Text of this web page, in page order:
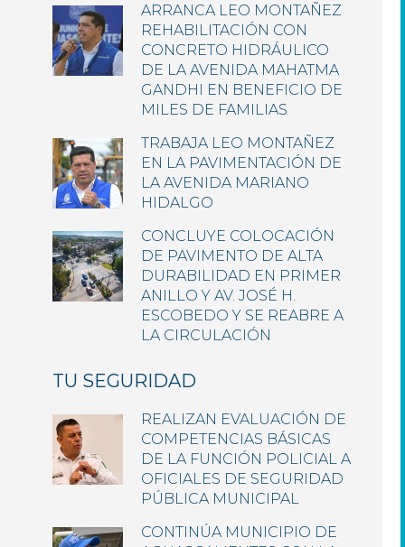
ARRANCA LEO MONTAÑEZ
REHABILITACIÓN CON
CONCRETO HIDRÁULICO
DE LA AVENIDA MAHATMA
GANDHI EN BENEFICIO DE
MILES DE FAMILIAS
TRABAJA LEO MONTAÑEZ
EN LA PAVIMENTACIÓN DE
LA AVENIDA MARIANO
HIDALGO
CONCLUYE COLOCACIÓN
DE PAVIMENTO DE ALTA
DURABILIDAD EN PRIMER
ANILLO Y AV. JOSÉ H.
ESCOBEDO Y SE REABRE A
LA CIRCULACIÓN
TU SEGURIDAD
REALIZAN EVALUACIÓN DE
COMPETENCIAS BÁSICAS
DE LA FUNCIÓN POLICIAL A
OFICIALES DE SEGURIDAD
PÚBLICA MUNICIPAL
CONTINÚA MUNICIPIO DE